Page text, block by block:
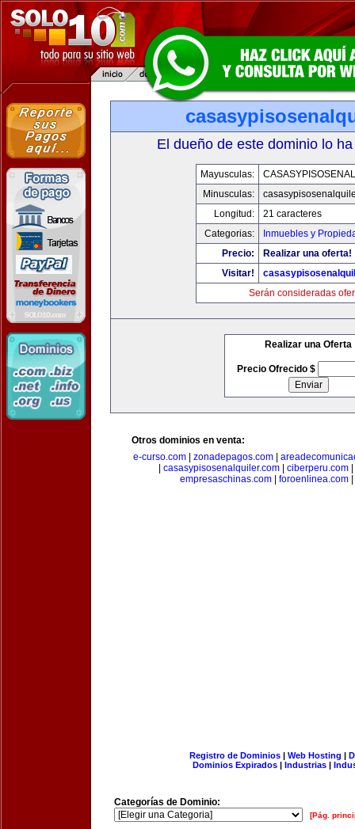
El dueño de este dominio lo
Mayusculas:
Minusculas:
Longitud:
21 caracteres
Categorias:
Inmuebles y
Precio:
Realizar una oferta!
Visitar!
Serán consideradas
Realizar una Oferta
Precio Ofrecido $
Otros dominios en venta:
e-curso.com| zonadepagos.com|
casasypisosenalquiler.com ciberperu.com
empresaschinas.com| foroenlinea.com|
Registro de Dominios| Web Hosting |
Dominios Expirados | Industrias |
Categorías de Dominio:
[Pág.